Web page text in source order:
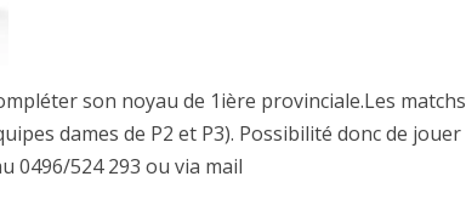
son noyau de 1ière provinciale.Les matchs
dames de P2 et P3). Possibilité donc de jouer
0496/524 293 ou via mail